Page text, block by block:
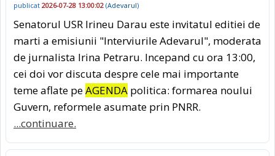
publicat 2026-07-28 13:00:02 (Adevarul)
Senatorul USR Irineu Darau este invitatul editiei de
marti a emisiunii "Interviurile Adevarul", moderata
de jurnalista Irina Petraru. Incepand cu ora 13:00,
cei doi vor discuta despre cele mai importante
teme aflate peAGENDA politica: formarea noului
Guvern, reformele asumate prin PNRR.
...continuare.